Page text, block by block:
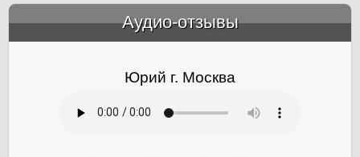
Аудио-отзывы
Юрий г. Москва